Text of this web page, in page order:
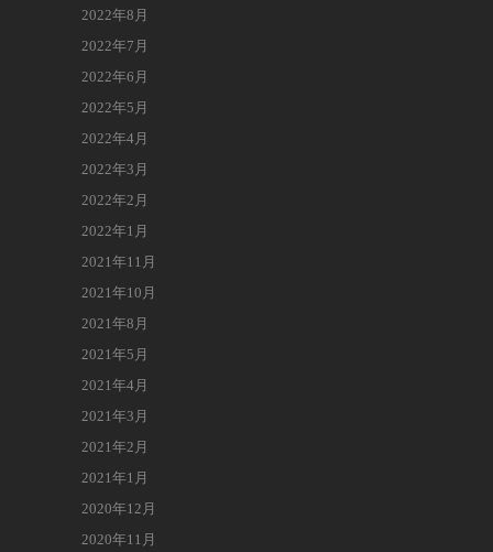
2022年8月
2022年7月
2022年6月
2022年5月
2022年4月
2022年3月
2022年2月
2022年1月
2021年11月
2021年10月
2021年8月
2021年5月
2021年4月
2021年3月
2021年2月
2021年1月
2020年12月
2020年11月